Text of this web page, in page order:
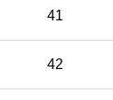
41
42